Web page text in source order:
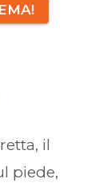
il
piede,